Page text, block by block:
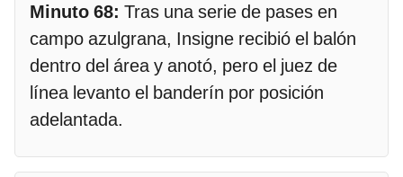
Minuto 68: Tras una serie de pases en
campo azulgrana, Insigne recibió el balón
dentro del área y anotó, pero el juez de
línea levanto el banderín por posición
adelantada.